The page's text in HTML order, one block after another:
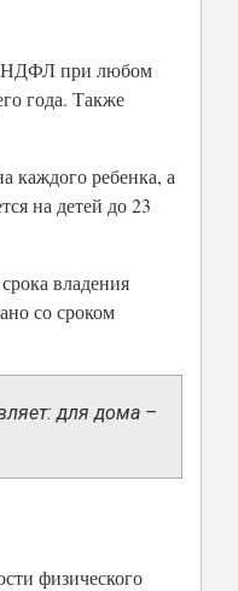
НДФЛ при любом
года. Также
каждого ребенка, а
на детей до 23
владения
со сроком
для дома –
физического